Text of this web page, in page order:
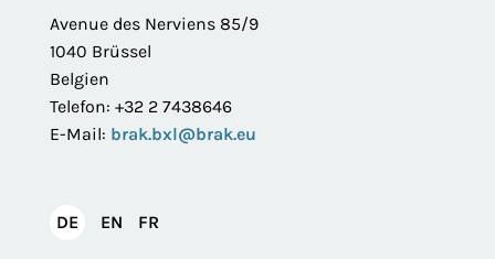
Avenue des Nerviens 85/9
1040 Brüssel
Belgien
Telefon: +32 2 7438646
E-Mail: brak.bxl@brak.eu
DEDeutsch
EN English
FR